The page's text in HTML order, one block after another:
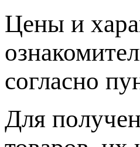
Цeны и
согласно
Для